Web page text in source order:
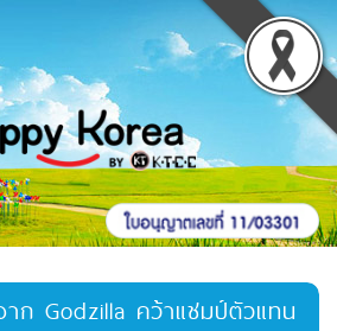
ก Godzilla คว้าแชมป์ตัวแทน